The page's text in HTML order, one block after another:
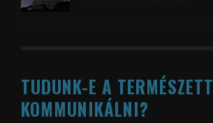
TUDUNK-E A
KOMMUNIKÁLNI?